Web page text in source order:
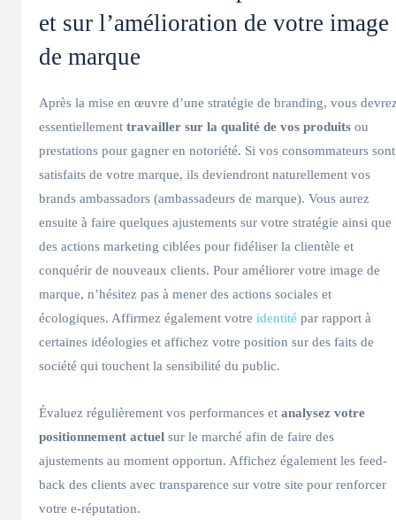
et sur l’amélioration de votre image
de marque
Après la mise en œuvre d’une stratégie de branding, vous
essentiellement travailler sur la qualité de vos produits ou
prestations pour gagner en notoriété. Si vos consommateurs sont
satisfaits de votre marque, ils deviendront naturellement vos
brands ambassadors (ambassadeurs de marque). Vous aurez
ensuite à faire quelques ajustements sur votre stratégie ainsi que
des actions marketing ciblées pour fidéliser la clientèle et
conquérir de nouveaux clients. Pour améliorer votre image de
marque, n’hésitez pas à mener des actions sociales et
écologiques. Affirmez également votre identité par rapport à
certaines idéologies et affichez votre position sur des faits de
société qui touchent la sensibilité du public.
Évaluez régulièrement vos performances et analysez votre
positionnement actuel sur le marché afin de faire des
ajustements au moment opportun. Affichez également les feed-
back des clients avec transparence sur votre site pour renforcer
votre e-réputation.